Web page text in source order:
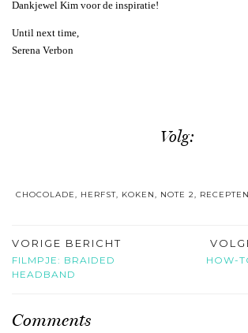
Dankjewel Kim voor de inspiratie!
Until next time,
Serena Verbon
Volg:
CHOCOLADE, HERFST, KOKEN, NOTE 2, RECEPTEN
VORIGE BERICHT
FILMPJE: BRAIDED
HEADBAND
HOW-
Comments